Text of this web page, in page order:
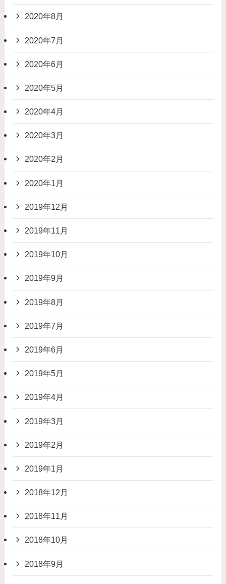
2020年8月
2020年7月
2020年6月
2020年5月
2020年4月
2020年3月
2020年2月
2020年1月
2019年12月
2019年11月
2019年10月
2019年9月
2019年8月
2019年7月
2019年6月
2019年5月
2019年4月
2019年3月
2019年2月
2019年1月
2018年12月
2018年11月
2018年10月
2018年9月